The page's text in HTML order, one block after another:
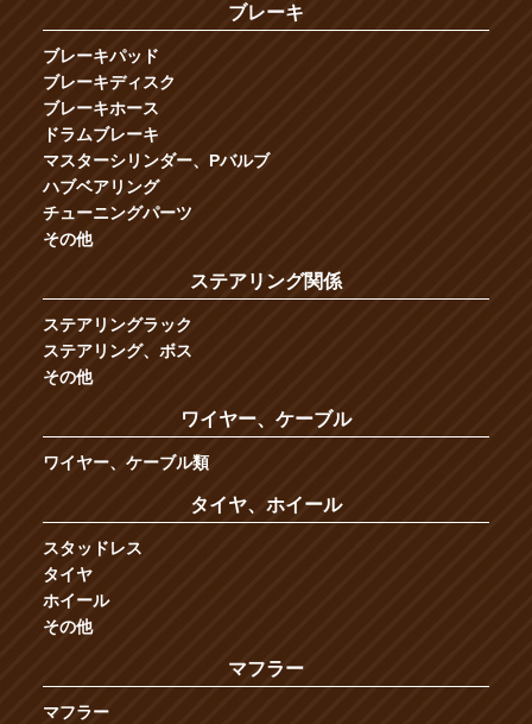
ブレーキ
ブレーキパッド
ブレーキディスク
ブレーキホース
ドラムブレーキ
マスターシリンダー、Pバルブ
ハブベアリング
チューニングパーツ
その他
ステアリング関係
ステアリングラック
ステアリング、ボス
その他
ワイヤー、ケーブル
ワイヤー、ケーブル類
タイヤ、ホイール
スタッドレス
タイヤ
ホイール
その他
マフラー
マフラー